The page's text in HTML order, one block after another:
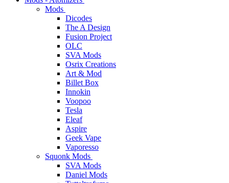
Mods
Dicodes
The A Design
Fusion Project
OLC
SVA Mods
Osrix Creations
Art & Mod
Billet Box
Innokin
Voopoo
Tesla
Eleaf
Aspire
Geek Vape
Vaporesso
Squonk Mods
SVA Mods
Daniel Mods